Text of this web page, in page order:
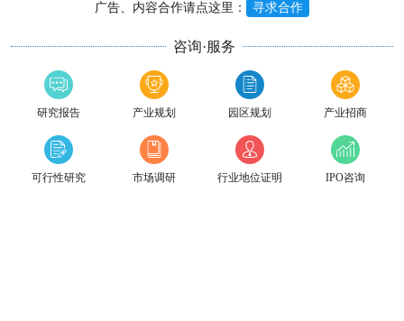
广告、内容合作请点这里： 寻求合作
咨询·服务
研究报告 产业规划 园区规划 产业招商
可行性研究 市场调研 行业地位证明 IPO咨询